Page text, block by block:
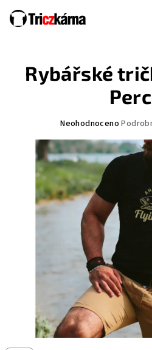
obsah
Rybářské
Průměrné
produktu
je
0,0
z
5
hvězdiček.
Neohodnoceno